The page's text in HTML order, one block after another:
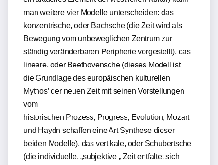
man weitere vier Modelle unterscheiden: das
konzentrische, oder Bachsche (die Zeit wird als
Bewegung vom unbeweglichen Zentrum zur
ständig veränderbaren Peripherie vorgestellt), das
lineare, oder Beethovensche (dieses Modell ist
die Grundlage des europäischen kulturellen
Mythos’ der neuen Zeit mit seinen Vorstellungen
vom
historischen Prozess, Progress, Evolution; Mozart
und Haydn schaffen eine Art Synthese dieser
beiden Modelle), das vertikale, oder Schubertsche
(die individuelle, „subjektive „ Zeit entfaltet sich